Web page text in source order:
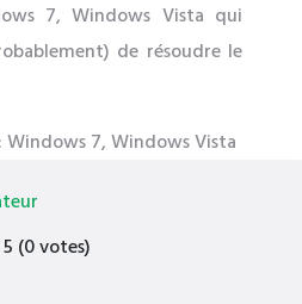
7, Windows Vista qui
de résoudre le
Windows 7, Windows Vista
(0 votes)